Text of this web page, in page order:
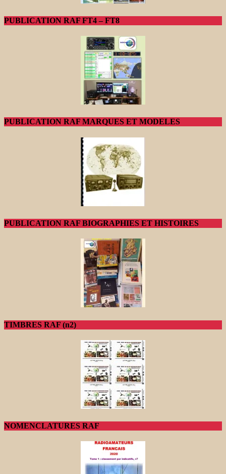
PUBLICATION RAF FT4 – FT8
PUBLICATION RAF MARQUES ET MODELES
PUBLICATION RAF BIOGRAPHIES ET HISTOIRES
TIMBRES RAF (n2)
NOMENCLATURES RAF